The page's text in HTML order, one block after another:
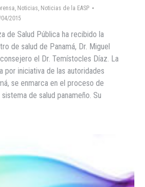
, Noticias, Noticias de la EASP
2015
de Salud Pública ha recibido la
de salud de Panamá, Dr. Miguel
el Dr. Temístocles Díaz. La
por iniciativa de las autoridades
se enmarca en el proceso de
de salud panameño. Su